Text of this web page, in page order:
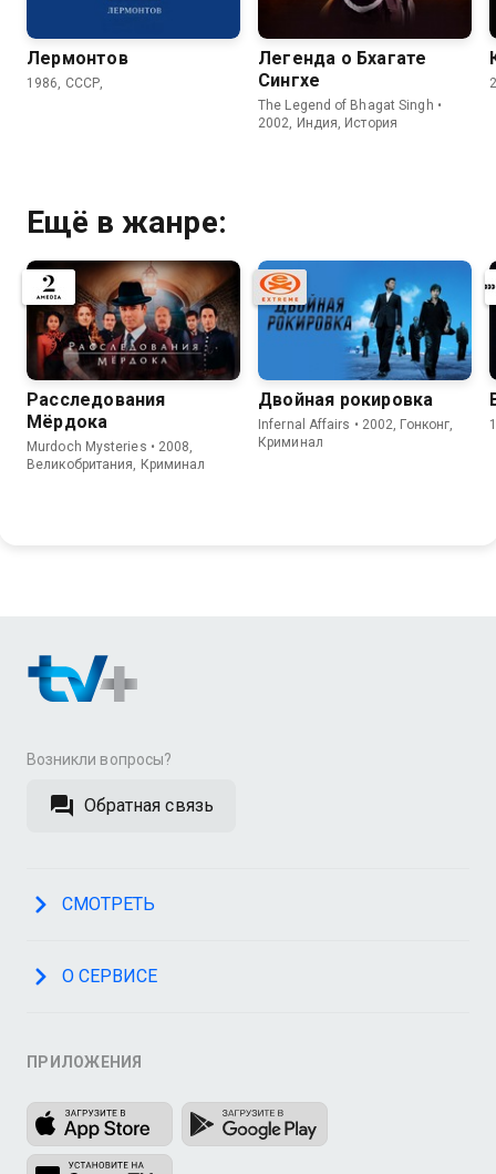
Лермонтов
1986, СССР,
Легенда о Бхагате
Сингхе
The Legend of Bhagat Singh •
2002, Индия, История
Ещё в жанре:
Расследования
Мёрдока
Murdoch Mysteries • 2008,
Великобритания, Криминал
Двойная рокировка
Infernal Affairs • 2002, Гонконг,
Криминал
Возникли вопросы?
Обратная связь
СМОТРЕТЬ
О СЕРВИСЕ
ПРИЛОЖЕНИЯ